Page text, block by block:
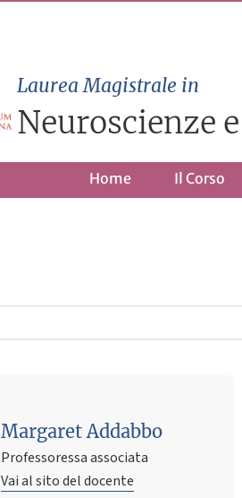
Laurea Magistrale in
Neuroscienze
Home Il Corso
Margaret Addabbo
Professoressa associata
Vai al sito del docente